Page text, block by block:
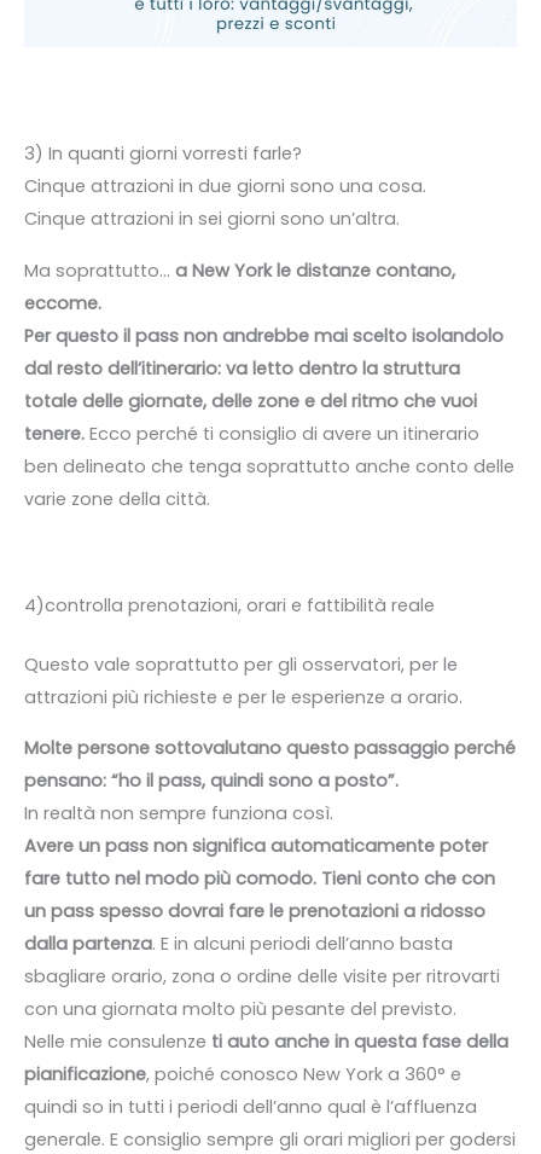
3) In quanti giorni vorresti farle?
Cinque attrazioni in due giorni sono una cosa.
Cinque attrazioni in sei giorni sono un’altra.
Ma soprattutto… a New York le distanze contano,
eccome.
Per questo il pass non andrebbe mai scelto isolandolo
dal resto dell’itinerario: va letto dentro la struttura
totale delle giornate, delle zone e del ritmo che vuoi
tenere. Ecco perché ti consiglio di avere un itinerario
ben delineato che tenga soprattutto anche conto delle
varie zone della città.
4)controlla prenotazioni, orari e fattibilità reale
Questo vale soprattutto per gli osservatori, per le
attrazioni più richieste e per le esperienze a orario.
Molte persone sottovalutano questo passaggio perché
pensano: “ho il pass, quindi sono a posto”.
In realtà non sempre funziona così.
Avere un pass non significa automaticamente poter
fare tutto nel modo più comodo. Tieni conto che con
un pass spesso dovrai fare le prenotazioni a ridosso
dalla partenza. E in alcuni periodi dell’anno basta
sbagliare orario, zona o ordine delle visite per ritrovarti
con una giornata molto più pesante del previsto.
Nelle mie consulenze ti auto anche in questa fase della
pianificazione, poiché conosco New York a 360° e
quindi so in tutti i periodi dell’anno qual è l’affluenza
generale. E consiglio sempre gli orari migliori per godersi